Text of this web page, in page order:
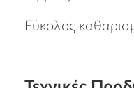
Εύκολος